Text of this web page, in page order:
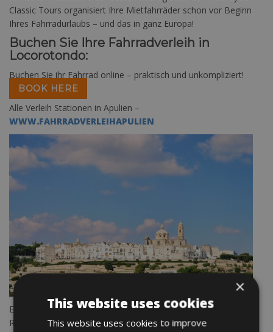
Classic Tours organisiert Ihre Mietfahrräder schon vor Beginn
Ihres Fahrradurlaubs – und das in ganz Europa!
Buchen Sie Ihre Fahrradverleih in
Locorotondo:
Buchen Sie ihr Fahrrad online – praktisch und unkompliziert!
BOOK HERE
Alle Verleih Stationen in Apulien –
WWW.FAHRRADVERLEIHAPULIEN
Entdecken Sie Apulien in Italien und buch eine Individuelle
Radreise
×
This website uses cookies
This website uses cookies to improve